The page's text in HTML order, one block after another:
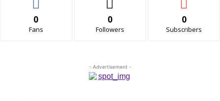
0
Fans
0
Followers
0
Subscribers
- Advertisement -